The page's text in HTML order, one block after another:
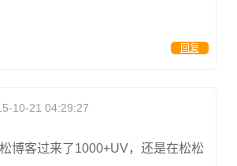
回复
10-21 04:29:27
博客过来了1000+UV，还是在松松